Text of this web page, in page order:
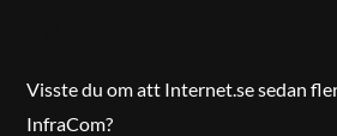
Visste du om att Internet.se sedan
InfraCom?